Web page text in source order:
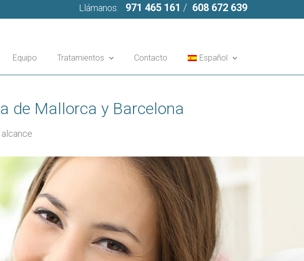
Llámanos: 971 465 161 / 608 672 639
Equipo Tratamientos Contacto Español
de Mallorca y Barcelona